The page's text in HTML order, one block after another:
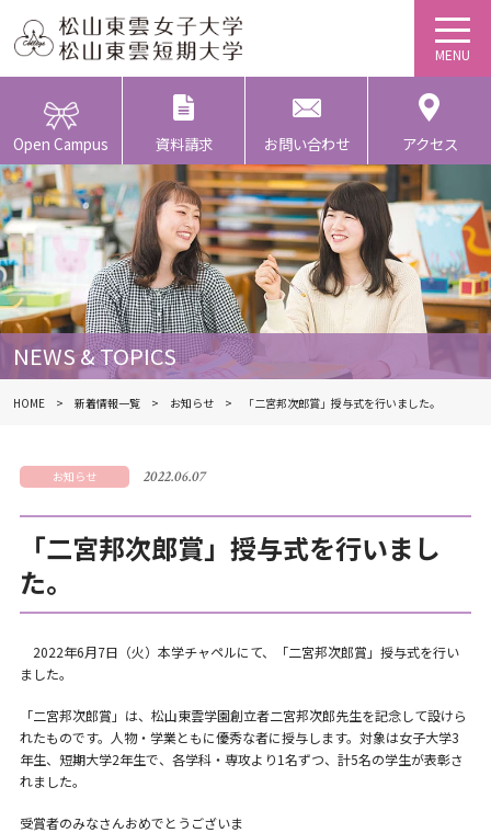
Open Campus 資料請求 お問い合わせ アクセス
NEWS & TOPICS
HOME 新着情報一覧 お知らせ 「二宮邦次郎賞」授与式を行いました。
お知らせ 2022.06.07
「二宮邦次郎賞」授与式を行いまし
た。
2022年6月7日（火）本学チャペルにて、「二宮邦次郎賞」授与式を行い
ました。
「二宮邦次郎賞」は、松山東雲学園創立者二宮邦次郎先生を記念して設けら
れたものです。人物・学業ともに優秀な者に授与します。対象は女子大学3
年生、短期大学2年生で、各学科・専攻より1名ずつ、計5名の学生が表彰さ
れました。
受賞者のみなさんおめでとうございま